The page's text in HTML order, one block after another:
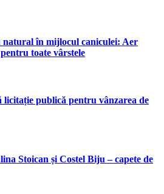
în mijlocul caniculei: Aer
toate vârstele
licitație publică pentru vânzarea de
Stoican și Costel Biju – capete de